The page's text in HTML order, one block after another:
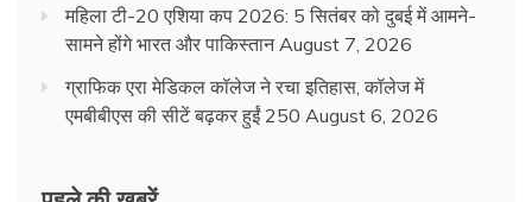
महिला टी-20 एशिया कप 2026: 5 सितंबर को दुबई में आमने-
सामने होंगे भारत और पाकिस्तान August 7, 2026
ग्राफिक एरा मेडिकल कॉलेज ने रचा इतिहास, कॉलेज में
एमबीबीएस की सीटें बढ़कर हुईं 250 August 6, 2026